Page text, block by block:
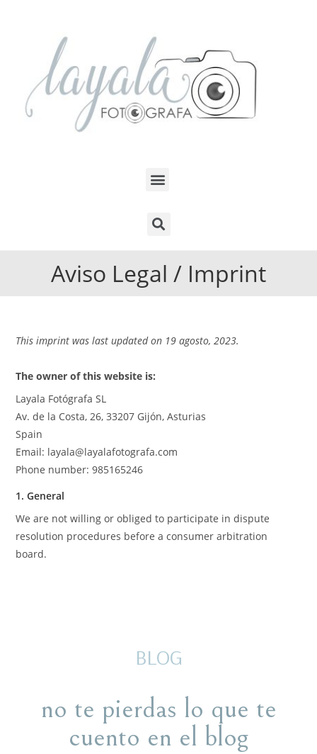
Aviso Legal / Imprint
This imprint was last updated on 19 agosto, 2023.
The owner of this website is:
Layala Fotógrafa SL
Av. de la Costa, 26, 33207 Gijón, Asturias
Spain
Email: moc.afargotofalayal@alayal
Phone number: 985165246
1. General
We are not willing or obliged to participate in dispute
resolution procedures before a consumer arbitration
board.
BLOG
no te pierdas lo que te
cuento en el blog